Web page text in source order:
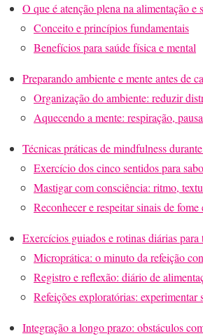
O que é atenção plena na alimentação e
Conceito e princípios fundamentais
Benefícios para saúde física e mental
Preparando ambiente e mente antes de
Organização do ambiente: reduzir
Aquecendo a mente: respiração,
Técnicas práticas de mindfulness
Exercício dos cinco sentidos para
Mastigar com consciência: ritmo,
Reconhecer e respeitar sinais de fome
Exercícios guiados e rotinas diárias para
Microprática: o minuto da refeição
Registro e reflexão: diário de
Refeições exploratórias: experimentar
Integração a longo prazo: obstáculos